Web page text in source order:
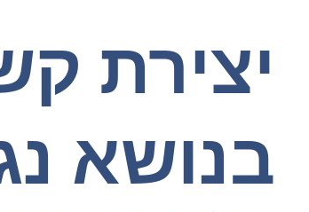
יצירת
בנושא